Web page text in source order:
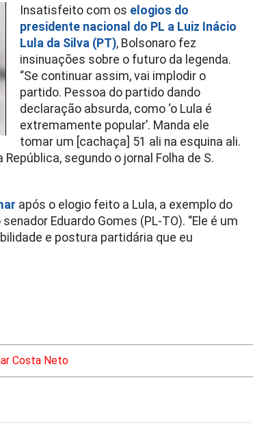
Insatisfeito com os elogios do
presidente nacional do PL a Luiz Inácio
Lula da Silva (PT), Bolsonaro fez
insinuações sobre o futuro da legenda.
“Se continuar assim, vai implodir o
partido. Pessoa do partido dando
declaração absurda, como ‘o Lula é
extremamente popular’. Manda ele
tomar um [cachaça] 51 ali na esquina ali.
segundo o jornal Folha de S.
após o elogio feito a Lula, a exemplo do
Eduardo Gomes (PL-TO). “Ele é um
e postura partidária que eu
Costa Neto